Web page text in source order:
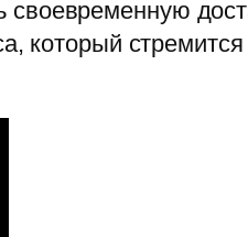
который